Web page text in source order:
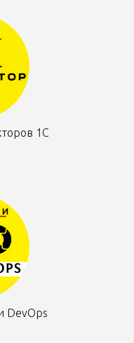
1С
DevOps